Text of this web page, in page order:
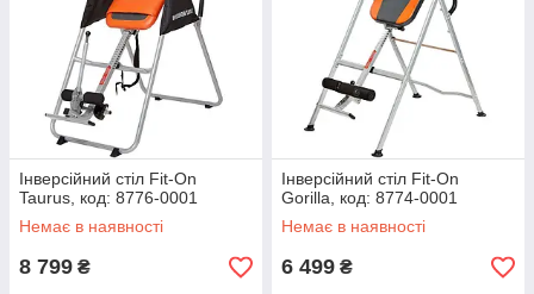
Інверсійний стіл Fit-On
Taurus, код: 8776-0001
Немає в наявності
8 799 ₴
Інверсійний стіл Fit-On
Gorilla, код: 8774-0001
Немає в наявності
6 499 ₴